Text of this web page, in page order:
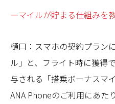
—マイルが貯まる仕組みを
樋口：スマホの契約プラン
ル」と、フライト時に獲得
与される「搭乗ボーナスマ
ANA Phoneのご利用にあた